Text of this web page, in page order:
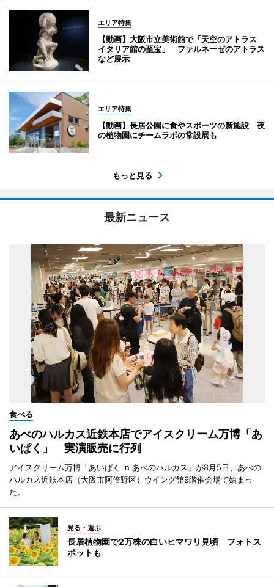
エリア特集
【動画】大阪市立美術館で「天空のアトラス
イタリア館の至宝」 ファルネーゼのアトラス
など展示
エリア特集
【動画】長居公園に食やスポーツの新施設 夜
の植物園にチームラボの常設展も
もっと見る
最新ニュース
食べる
あべのハルカス近鉄本店でアイスクリーム万博「あ
いぱく」 実演販売に行列
アイスクリーム万博「あいぱく in あべのハルカス」が8月5日、あべの
ハルカス近鉄本店（大阪市阿倍野区）ウイング館9階催会場で始まっ
た。
見る・遊ぶ
長居植物園で2万株の白いヒマワリ見頃 フォトス
ポットも